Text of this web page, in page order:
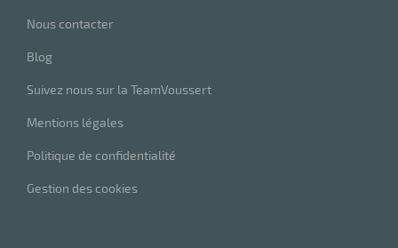
Nous contacter
Blog
Suivez nous sur la TeamVoussert
Mentions légales
Politique de confidentialité
Gestion des cookies